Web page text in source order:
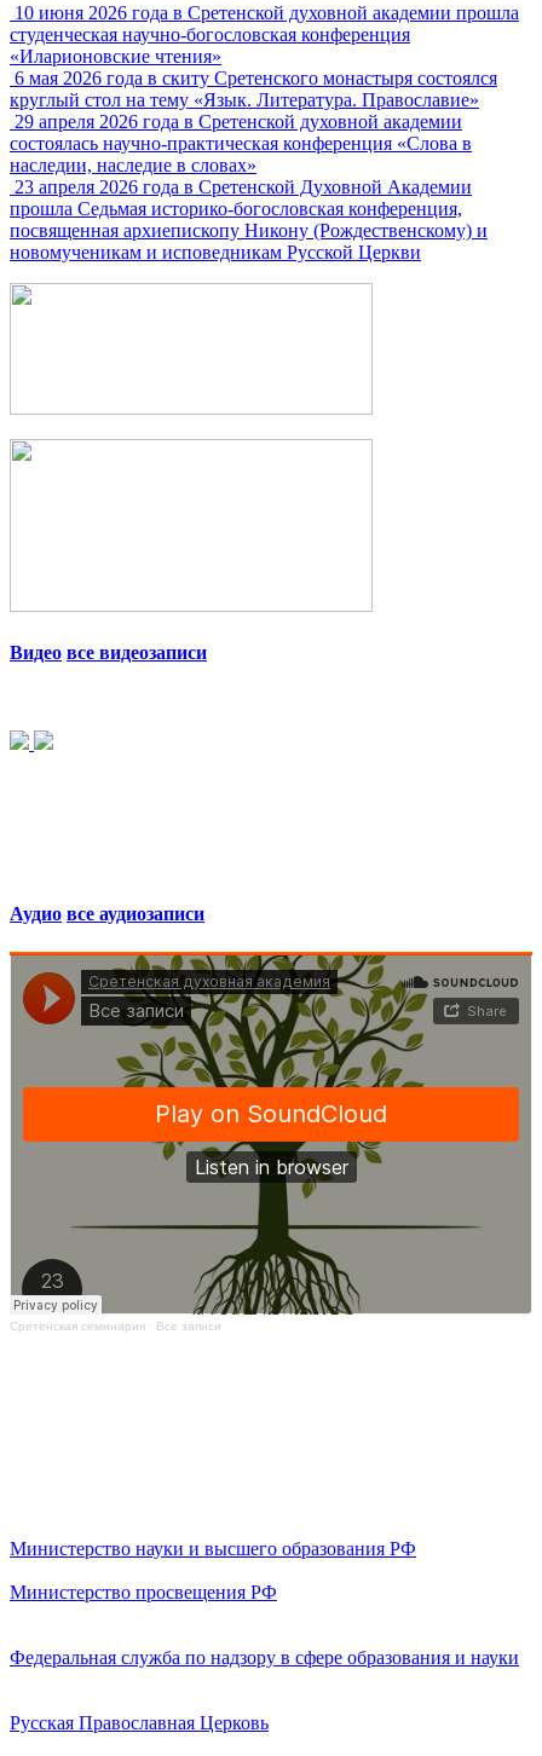
10 июня 2026 года в Сретенской духовной академии прошла
студенческая научно-богословская конференция
«Иларионовские чтения»
6 мая 2026 года в скиту Сретенского монастыря состоялся
круглый стол на тему «Язык. Литература. Православие»
29 апреля 2026 года в Сретенской духовной академии
состоялась научно-практическая конференция «Слова в
наследии, наследие в словах»
23 апреля 2026 года в Сретенской Духовной Академии
прошла Седьмая историко-богословская конференция,
посвященная архиепископу Никону (Рождественскому) и
новомученикам и исповедникам Русской Церкви
Видео все видеозаписи
Аудио все аудиозаписи
Сретенская семинария · Все записи
Министерство науки и высшего образования РФ
Министерство просвещения РФ
Федеральная служба по надзору в сфере образования и науки
Русская Православная Церковь